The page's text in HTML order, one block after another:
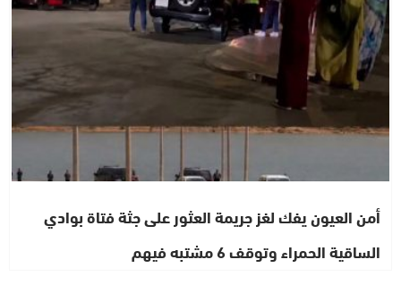
أمن العيون يفك لغز جريمة العثور على جثة فتاة بوادي
الساقية الحمراء وتوقف 6 مشتبه فيهم